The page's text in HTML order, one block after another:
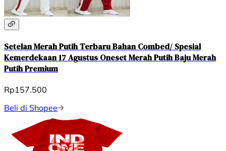
Setelan Merah Putih Terbaru Bahan Combed/ Spesial
Kemerdekaan 17 Agustus Oneset Merah Putih Baju Merah
Putih Premium
Rp157.500
Beli di Shopee